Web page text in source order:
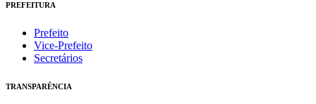
PREFEITURA
Prefeito
Vice-Prefeito
Secretários
TRANSPARÊNCIA